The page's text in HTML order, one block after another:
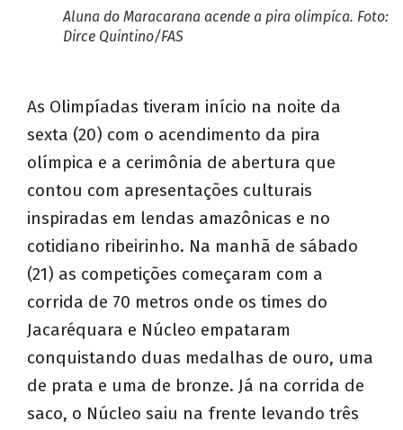
Aluna do Maracarana acende a pira olimpíca. Foto:
Dirce Quintino/FAS
As Olimpíadas tiveram início na noite da
sexta (20) com o acendimento da pira
olímpica e a cerimônia de abertura que
contou com apresentações culturais
inspiradas em lendas amazônicas e no
cotidiano ribeirinho. Na manhã de sábado
(21) as competições começaram com a
corrida de 70 metros onde os times do
Jacaréquara e Núcleo empataram
conquistando duas medalhas de ouro, uma
de prata e uma de bronze. Já na corrida de
saco, o Núcleo saiu na frente levando três